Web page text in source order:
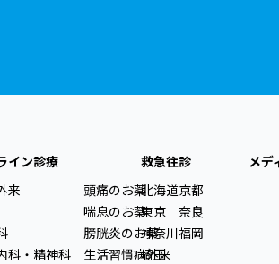
イン診療
来
科・精神科
頭痛のお薬
喘息のお薬
膀胱炎のお薬
生活習慣病外来
救急往診
北海道
東京
神奈川
埼玉
京都
奈良
福岡
メデ